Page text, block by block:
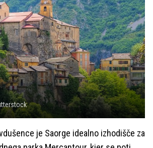
je Saorge idealno izhodišče za